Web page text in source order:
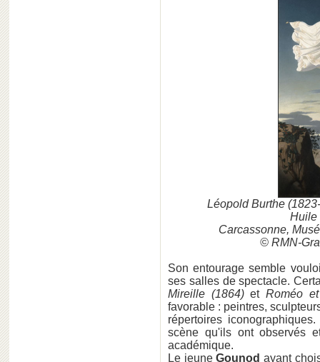
Léopold Burthe
Huile
Carcassonne,
© RMN-
Son entourage semble
ses salles de spectacle.
Mireille (1864)etRoméo et
favorable : peintres,
répertoires
scène qu'ils ont observés
académique.
Le jeuneGounodayant